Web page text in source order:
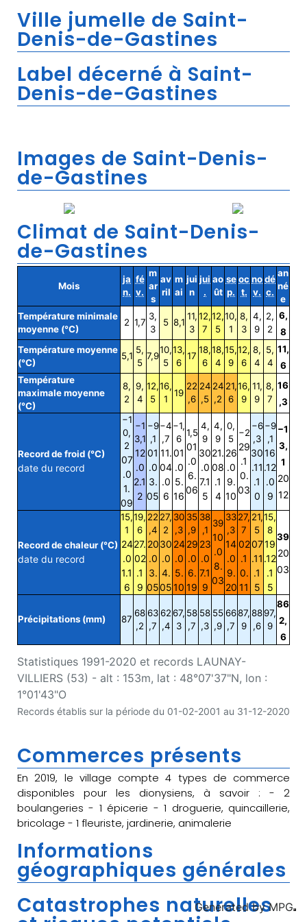
Ville jumelle de Saint-
Denis-de-Gastines
Label décerné à Saint-
Denis-de-Gastines
Images de Saint-Denis-
de-Gastines
Climat de Saint-Denis-
de-Gastines
Statistiques 1991-2020 et records LAUNAY-
VILLIERS (53) - alt : 153m, lat : 48°07'37"N, lon :
1°01'43"O
Records établis sur la période du 01-02-2001 au 31-12-2020
Mois
ja
n.
fé
v.
m
ar
s
av
ril
m
ai
jui
n
jui
.
ao
ût
se
p.
oc
t.
no
v.
dé
c.
an
né
e
Température minimale
moyenne (°C)
2 1,7
3,
3
5 8,1
11,
3
12,
7
12,
5
10,
1
8,
3
4,
9
2,
2
6,
8
Température moyenne
(°C)
5,1
5,
5
7,9
10,
5
13,
6
17
18,
6
18,
4
15,
9
12,
6
8,
4
5,
4
11,
6
Température
maximale moyenne
(°C)
8,
2
9,
4
12,
5
16,
1
19
22
,6
24
,5
24
,2
21,
6
16,
9
11,
9
8,
7
16
,3
Record de froid (°C)
date du record
−1
0,
2
07
.0
1.
09
−1
3,1
12
.0
2.1
2
−9
,1
01
.0
3.
05
−4
,7
11.
04
.0
6
−1,
6
01
.0
5.
16
1,5
01
.0
6.
06
4,
9
30
.0
7.1
5
4,
9
21.
08
.1
4
0,
5
26
.0
9.
10
−2
29
.1
0.
03
−6
,3
30
.11
.1
0
−9
,1
16
.12
.0
9
−1
3,
1
20
12
Record de chaleur (°C)
date du record
15,
1
24
.0
1.1
6
19,
6
27.
02
.1
9
22
,4
20
.0
3.
05
27,
2
30
.0
4.
05
30
,3
24
.0
5.
10
35
,9
29
.0
6.
19
38
,1
23
.0
7.1
9
39
10
.0
8.
03
33
,3
14
.0
9.
20
27,
7
02
.1
0.
11
21,
5
07
.11
.1
5
15,
8
19
.12
.1
5
39
20
03
Précipitations (mm) 87
68
,2
63
,7
62
,4
67,
3
58
,7
58
,3
55
,9
66
,7
87,
9
88
,6
97,
9
86
2,
6
Commerces présents
En 2019, le village compte 4 types de commerce
disponibles pour les dionysiens, à savoir : - 2
boulangeries - 1 épicerie - 1 droguerie, quincaillerie,
bricolage - 1 fleuriste, jardinerie, animalerie
Informations
géographiques générales
Catastrophes naturelles
Generated byMPG